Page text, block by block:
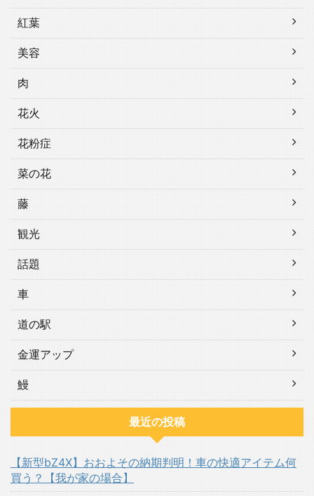
紅葉
美容
肉
花火
花粉症
菜の花
藤
観光
話題
車
道の駅
金運アップ
鰻
最近の投稿
【新型bZ4X】おおよその納期判明！車の快適アイテム何
買う？【我が家の場合】